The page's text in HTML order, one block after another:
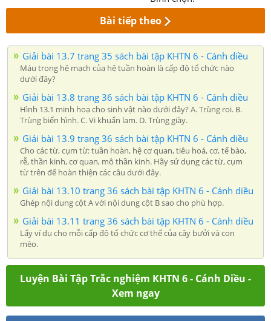
Bài tiếp theo
Giải bài 13.7 trang 35 sách bài tập KHTN 6 - Cánh diều
Máu trong hệ mạch của hệ tuần hoàn là cấp độ tổ chức nào
dưới đây?
Giải bài 13.8 trang 36 sách bài tập KHTN 6 - Cánh diều
Hình 13.1 minh hoạ cho sinh vật nào dưới đây? A. Trùng roi. B.
Trùng biến hình. C. Vi khuẩn lam. D. Trùng giày.
Giải bài 13.9 trang 36 sách bài tập KHTN 6 - Cánh diều
Cho các từ, cụm từ: tuần hoàn, hệ cơ quan, tiêu hoá, cơ, tế bào,
rễ, thần kinh, cơ quan, mô thần kinh. Hãy sử dụng các từ, cụm
từ trên để hoàn thiện các câu dưới đây.
Giải bài 13.10 trang 36 sách bài tập KHTN 6 - Cánh diều
Ghép nội dung cột A với nội dung cột B sao cho phù hợp.
Giải bài 13.11 trang 36 sách bài tập KHTN 6 - Cánh diều
Lấy ví dụ cho mỗi cấp độ tổ chức cơ thể của cây bưởi và con
mèo.
Luyện Bài Tập Trắc nghiệm KHTN 6 - Cánh Diều -
Xem ngay